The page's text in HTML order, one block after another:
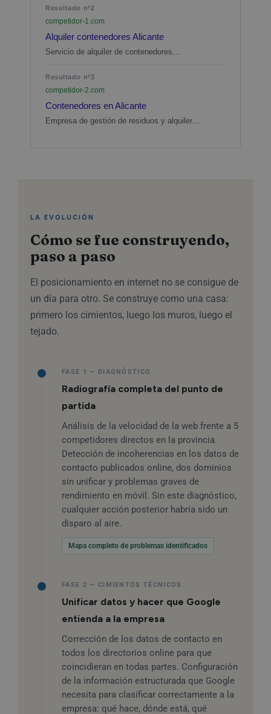
Resultado nº2
competidor-1.com
Alquiler contenedores Alicante
Servicio de alquiler de contenedores…
Resultado nº3
competidor-2.com
Contenedores en Alicante
Empresa de gestión de residuos y alquiler…
LA EVOLUCIÓN
Cómo se fue construyendo,
paso a paso
El posicionamiento en internet no se consigue de
un día para otro. Se construye como una casa:
primero los cimientos, luego los muros, luego el
tejado.
FASE 1 — DIAGNÓSTICO
Radiografía completa del punto de
partida
Análisis de la velocidad de la web frente a 5
competidores directos en la provincia.
Detección de incoherencias en los datos de
contacto publicados online, dos dominios
sin unificar y problemas graves de
rendimiento en móvil. Sin este diagnóstico,
cualquier acción posterior habría sido un
disparo al aire.
Mapa completo de problemas identificados
FASE 2 — CIMIENTOS TÉCNICOS
Unificar datos y hacer que Google
entienda a la empresa
Corrección de los datos de contacto en
todos los directorios online para que
coincidieran en todas partes. Configuración
de la información estructurada que Google
necesita para clasificar correctamente a la
empresa: qué hace, dónde está, qué